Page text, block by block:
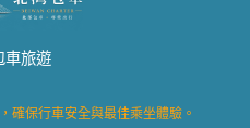
車旅遊
確保行車安全與最佳乘坐體驗。